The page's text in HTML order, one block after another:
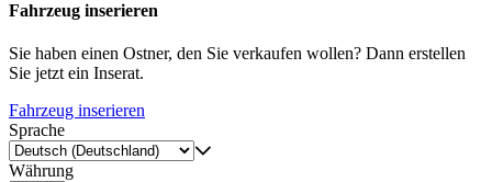
Fahrzeug inserieren
Sie haben einen Ostner, den Sie verkaufen wollen? Dann erstellen
Sie jetzt ein Inserat.
Fahrzeug inserieren
Sprache
Währung